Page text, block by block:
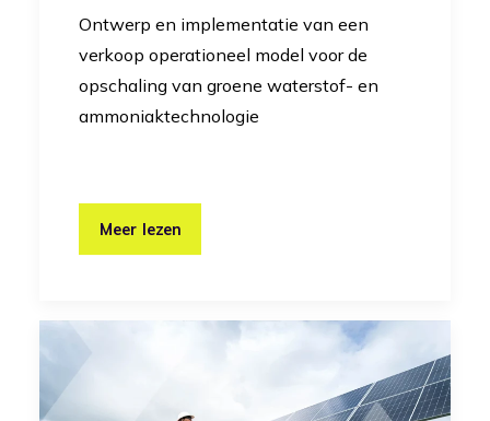
Ontwerp en implementatie van een
verkoop operationeel model voor de
opschaling van groene waterstof- en
ammoniaktechnologie
Meer lezen